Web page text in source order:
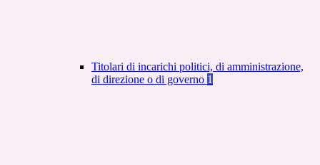
Titolari di incarichi politici, di amministrazione,
di direzione o di governo 1